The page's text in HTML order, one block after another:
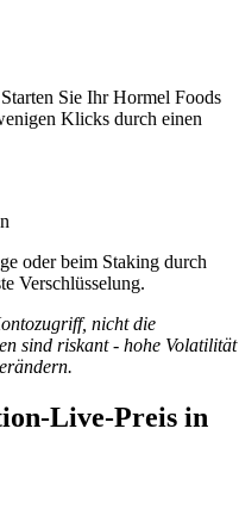
Sie Ihr Hormel Foods
Klicks durch einen
oder beim Staking durch
Verschlüsselung.
nicht die
sind riskant - hohe Volatilität
Live-Preis in